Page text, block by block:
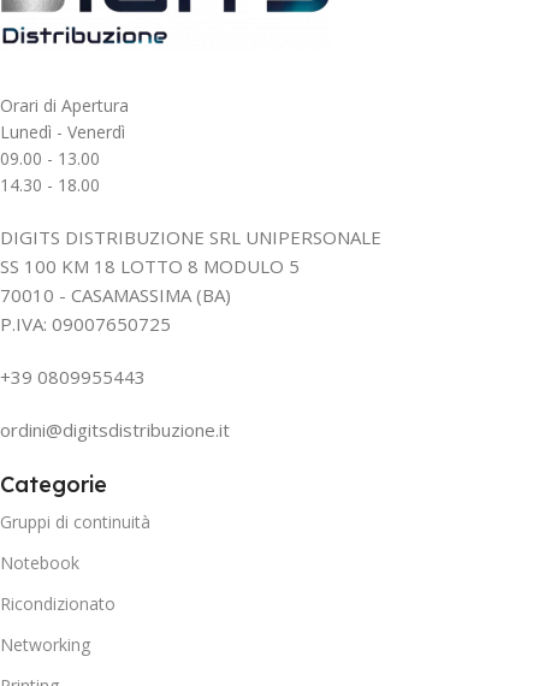
Orari di Apertura
Lunedì - Venerdì
09.00 - 13.00
14.30 - 18.00
DIGITS DISTRIBUZIONE SRL UNIPERSONALE
SS 100 KM 18 LOTTO 8 MODULO 5
70010 - CASAMASSIMA (BA)
P.IVA: 09007650725
+39 0809955443
ordini@digitsdistribuzione.it
Categorie
Gruppi di continuità
Notebook
Ricondizionato
Networking